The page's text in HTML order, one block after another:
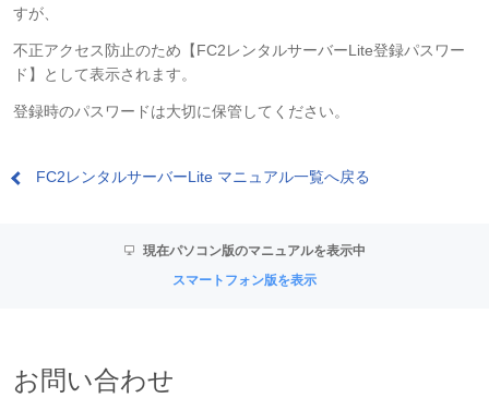
すが、
不正アクセス防止のため【FC2レンタルサーバーLite登録パスワー
ド】として表示されます。
登録時のパスワードは大切に保管してください。
FC2レンタルサーバーLite マニュアル一覧へ戻る
現在パソコン版のマニュアルを表示中
スマートフォン版を表示
お問い合わせ